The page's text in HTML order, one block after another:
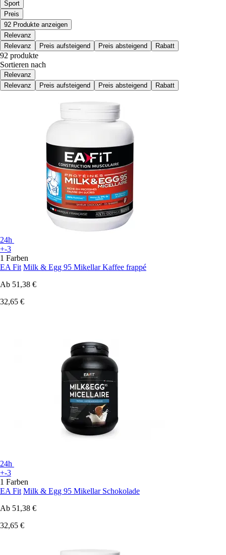
Sport
Preis
92 Produkte anzeigen
Relevanz
Relevanz
Preis aufsteigend Preis absteigend Rabatt
92 produkte
Sortieren nach
Relevanz
Relevanz
Preis aufsteigend Preis absteigend Rabatt
24h
+-3
1 Farben
EA Fit Milk & Egg 95 Mikellar Kaffee frappé
Ab 51,38 €
32,65 €
24h
+-3
1 Farben
EA Fit Milk & Egg 95 Mikellar Schokolade
Ab 51,38 €
32,65 €